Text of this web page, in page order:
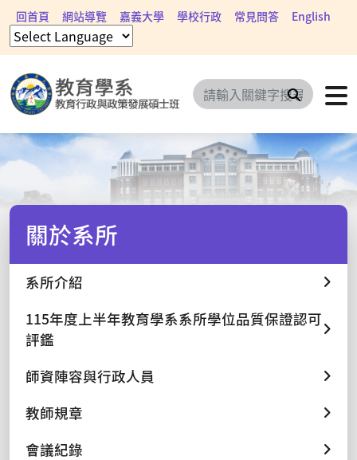
回首頁 網站導覽 嘉義大學 學校行政 常見問答 English
搜尋
關於系所
系所介紹
115年度上半年教育學系系所學位品質保證認可
評鑑
師資陣容與行政人員
教師規章
會議紀錄